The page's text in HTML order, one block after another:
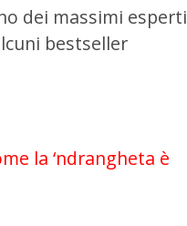
dei massimi esperti
bestseller
la ‘ndrangheta è